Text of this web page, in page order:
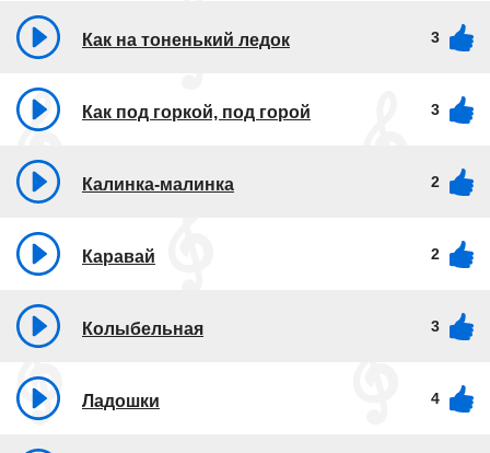
Как на тоненький ледок 3
Как под горкой, под горой 3
Калинка-малинка 2
Каравай 2
Колыбельная 3
Ладошки 4